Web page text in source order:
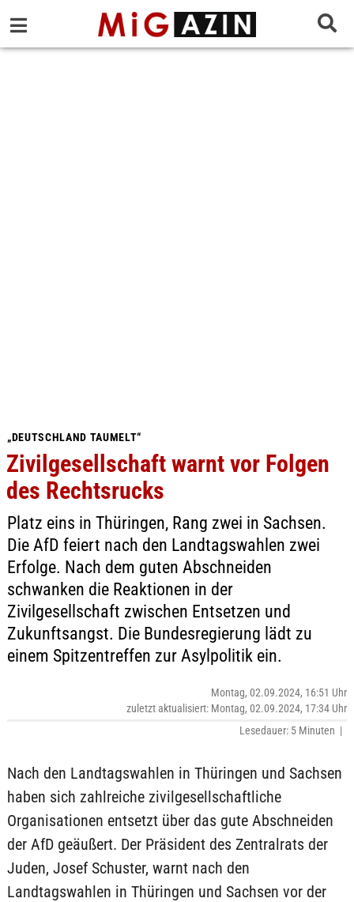
„DEUTSCHLAND TAUMELT“
Zivilgesellschaft warnt vor Folgen
des Rechtsrucks
Platz eins in Thüringen, Rang zwei in Sachsen.
Die AfD feiert nach den Landtagswahlen zwei
Erfolge. Nach dem guten Abschneiden
schwanken die Reaktionen in der
Zivilgesellschaft zwischen Entsetzen und
Zukunftsangst. Die Bundesregierung lädt zu
einem Spitzentreffen zur Asylpolitik ein.
Montag, 02.09.2024, 16:51 Uhr
zuletzt aktualisiert: Montag, 02.09.2024, 17:34 Uhr
Lesedauer: 5 Minuten |
Nach den Landtagswahlen in Thüringen und Sachsen
haben sich zahlreiche zivilgesellschaftliche
Organisationen entsetzt über das gute Abschneiden
der AfD geäußert. Der Präsident des Zentralrats der
Juden, Josef Schuster, warnt nach den
Landtagswahlen in Thüringen und Sachsen vor der